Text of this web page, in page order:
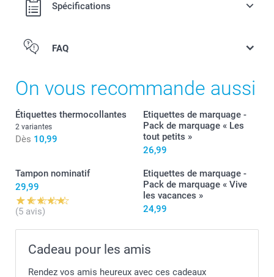
Spécifications
Stickers
FAQ
On vous recommande aussi
Étiquettes thermocollantes
2 variantes
Dès 10,99
Etiquettes de marquage -
Pack de marquage « Les
tout petits »
26,99
Tampon nominatif
29,99
(5 avis)
Etiquettes de marquage -
Pack de marquage « Vive
les vacances »
24,99
Cadeau pour les amis
Rendez vos amis heureux avec ces cadeaux